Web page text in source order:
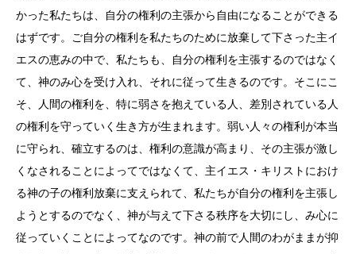
かった私たちは、自分の権利の主張から自由になることができる
はずです。ご自分の権利を私たちのために放棄して下さった主イ
エスの恵みの中で、私たちも、自分の権利を主張するのではなく
て、神のみ心を受け入れ、それに従って生きるのです。そこにこ
そ、人間の権利を、特に弱さを抱えている人、差別されている人
の権利を守っていく生き方が生まれます。弱い人々の権利が本当
に守られ、確立するのは、権利の意識が高まり、その主張が激し
くなされることによってではなくて、主イエス・キリストにおけ
る神の子の権利放棄に支えられて、私たちが自分の権利を主張し
ようとするのでなく、神が与えて下さる秩序を大切にし、み心に
従っていくことによってなのです。神の前で人間のわがままが抑